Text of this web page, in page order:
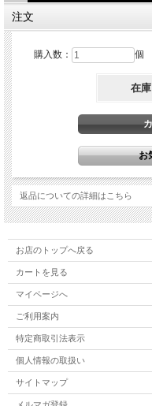
注文
購入数： 個
在庫
返品についての詳細はこちら
お店のトップへ戻る
カートを見る
マイページへ
ご利用案内
特定商取引法表示
個人情報の取扱い
サイトマップ